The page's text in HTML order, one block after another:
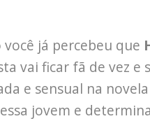
já percebeu que
vai ficar fã de vez e
e sensual na
jovem e